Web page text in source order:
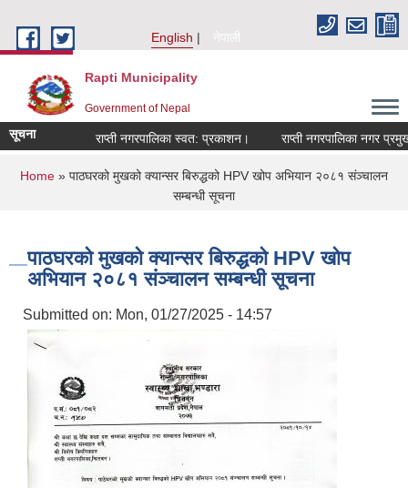
English
नेपाली
Rapti Municipality
Government of Nepal
सूचना राप्ती नगरपालिका स्वत: प्रकाशन। राप्ती नगरपालिका नगर
You are here
Home » पाठघरको मुखको क्यान्सर बिरुद्धको HPV खोप अभियान २०८१ संञ्चालन
सम्बन्धी सूचना
पाठघरको मुखको क्यान्सर बिरुद्धको HPV खोप
अभियान २०८१ संञ्चालन सम्बन्धी सूचना
Submitted on: Mon, 01/27/2025 - 14:57